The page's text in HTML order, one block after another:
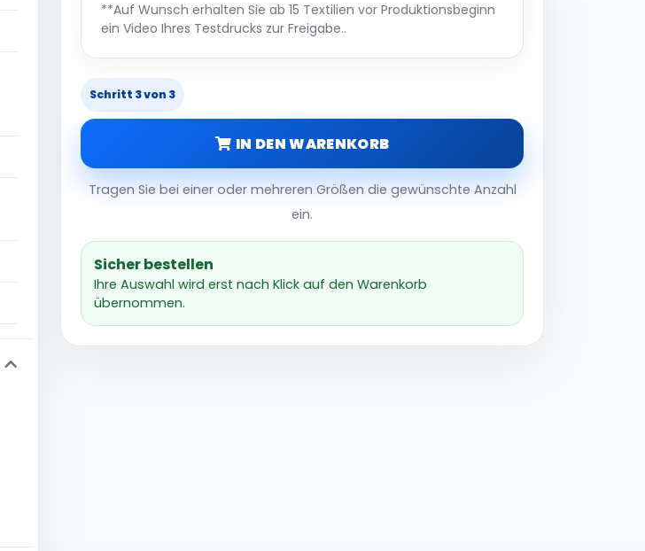
**Auf Wunsch erhalten Sie ab 15 Textilien vor Produktionsbeginn
ein Video Ihres Testdrucks zur Freigabe..
Schritt 3 von 3
IN DEN WARENKORB
Tragen Sie bei einer oder mehreren Größen die gewünschte Anzahl
ein.
Sicher bestellen
Ihre Auswahl wird erst nach Klick auf den Warenkorb
übernommen.